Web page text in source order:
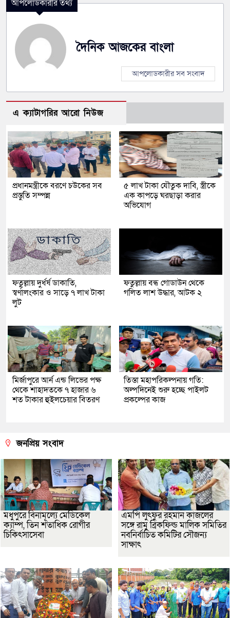
আপলোডকারীর তথ্য
দৈনিক আজকের বাংলা
আপলোডকারীর সব সংবাদ
এ ক্যাটাগরির আরো নিউজ
প্রধানমন্ত্রীকে বরণে চউকের সব
প্রস্তুতি সম্পন্ন
৫ লাখ টাকা যৌতুক দাবি, স্ত্রীকে
এক কাপড়ে ঘরছাড়া করার
অভিযোগ
ফতুল্লায় দুর্ধর্ষ ডাকাতি,
স্বর্ণালংকার ও সাড়ে ৭ লাখ টাকা
লুট
ফতুল্লায় বন্ধ গোডাউন থেকে
গলিত লাশ উদ্ধার, আটক ২
মির্জাপুরে আর্ন এন্ড লিভের পক্ষ
থেকে শাহাদতকে ৭ হাজার ৬
শত টাকার হুইলচেয়ার বিতরণ
তিস্তা মহাপরিকল্পনায় গতি:
অল্পদিনেই শুরু হচ্ছে পাইলট
প্রকল্পের কাজ
জনপ্রিয় সংবাদ
মধুপুরে বিনামূল্যে মেডিকেল
ক্যাম্প, তিন শতাধিক রোগীর
চিকিৎসাসেবা
এমপি লুৎফুর রহমান কাজলের
সঙ্গে রামু ব্রিকফিল্ড মালিক সমিতির
নবনির্বাচিত কমিটির সৌজন্য
সাক্ষাৎ